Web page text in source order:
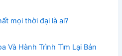
mọi thời đại là ai?
Và Hành Trình Tìm Lại Bản